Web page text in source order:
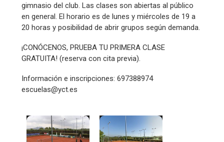
gimnasio del club. Las clases son abiertas al público
en general. El horario es de lunes y miércoles de 19 a
20 horas y posibilidad de abrir grupos según demanda.
¡CONÓCENOS, PRUEBA TU PRIMERA CLASE
GRATUITA! (reserva con cita previa).
Información e inscripciones: 697388974
escuelas@yct.es